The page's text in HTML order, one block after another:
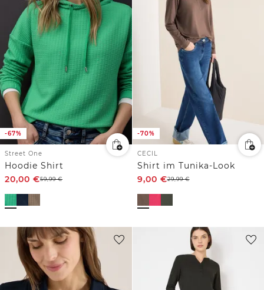
-67%
Street One
Hoodie Shirt
20,00 €59,99€
-70%
CECIL
Shirt im Tunika-Look
9,00 €29,99€